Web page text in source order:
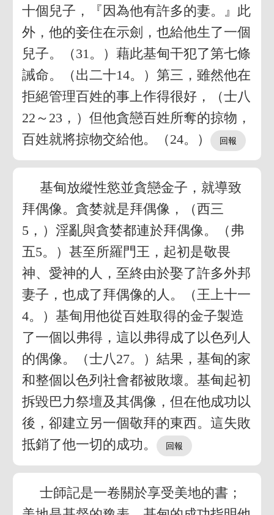
十個兒子，『因為他有許多的妻。』此
外，他的妾住在示劍，也給他生了一個
兒子。（31。）藉此基甸干犯了第七條
誡命。（出二十14。）第三，雖然他在
拒絕管理百姓的事上作得很好，（士八
22～23，）但他貪戀百姓所奪的掠物，
百姓就將掠物交給他。（24。）
基甸放縱性慾並貪戀金子，就導致
拜偶像。貪婪就是拜偶像，（西三
5，）淫亂與貪婪都連於拜偶像。（弗
五5。）甚至所羅門王，起初是敬畏
神、愛神的人，至終由於娶了許多外邦
妻子，也成了拜偶像的人。（王上十一
4。）基甸用他從百姓取得的金子製造
了一個以弗得，這以弗得成了以色列人
的偶像。（士八27。）結果，基甸的家
和整個以色列社會都被敗壞。基甸起初
拆毀巴力祭壇及其偶像，但在他成功以
後，卻建立另一個敬拜的東西。這失敗
抵銷了他一切的成功。
士師記是一卷關於享受美地的書；